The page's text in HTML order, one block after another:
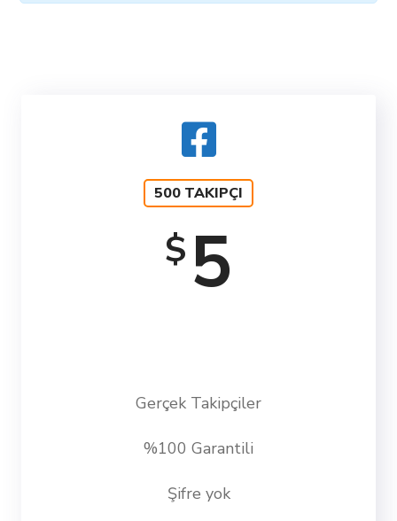
500 TAKIPÇI
$5
Gerçek Takipçiler
%100 Garantili
Şifre yok